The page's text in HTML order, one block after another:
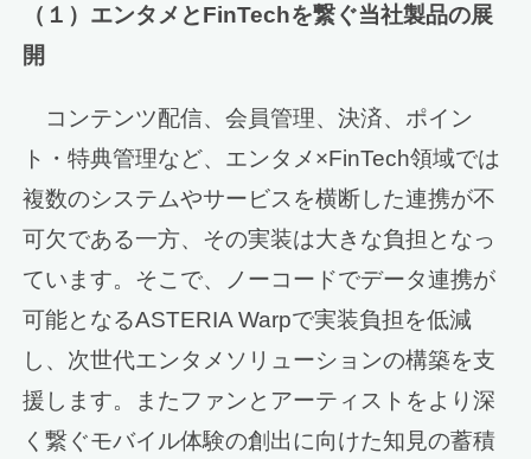
（１）エンタメとFinTechを繋ぐ当社製品の展
開
コンテンツ配信、会員管理、決済、ポイン
ト・特典管理など、エンタメ×FinTech領域では
複数のシステムやサービスを横断した連携が不
可欠である一方、その実装は大きな負担となっ
ています。そこで、ノーコードでデータ連携が
可能となるASTERIA Warpで実装負担を低減
し、次世代エンタメソリューションの構築を支
援します。またファンとアーティストをより深
く繋ぐモバイル体験の創出に向けた知見の蓄積